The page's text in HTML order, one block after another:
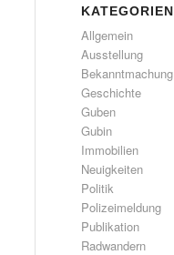
KATEGORIEN
Allgemein
Ausstellung
Bekanntmachung
Geschichte
Guben
Gubin
Immobilien
Neuigkeiten
Politik
Polizeimeldung
Publikation
Radwandern